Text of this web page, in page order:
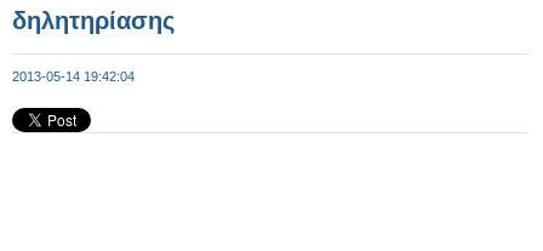
δηλητηρίασης
2013-05-14 19:42:04